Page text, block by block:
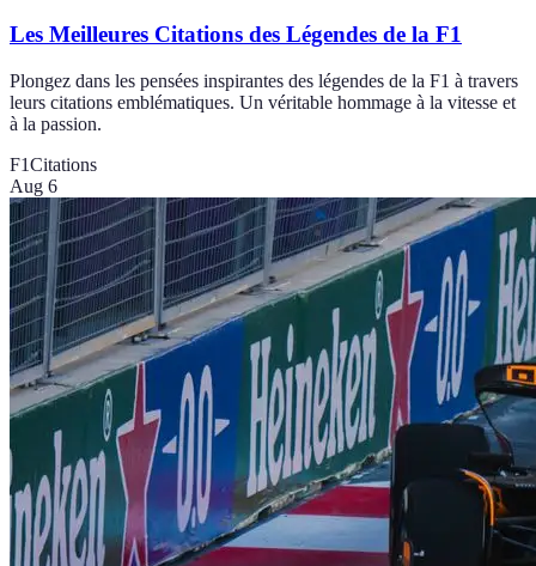
Les Meilleures Citations des Légendes de la F1
Plongez dans les pensées inspirantes des légendes de la F1 à travers
leurs citations emblématiques. Un véritable hommage à la vitesse et
à la passion.
F1Citations
Aug 6